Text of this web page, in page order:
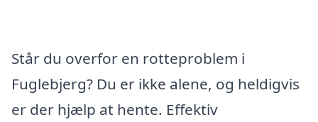
Står du overfor en rotteproblem i
Fuglebjerg? Du er ikke alene, og heldigvis
er der hjælp at hente. Effektiv